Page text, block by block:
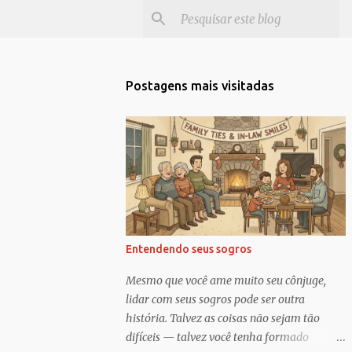
Postagens mais visitadas
Entendendo seus sogros
Mesmo que você ame muito seu cônjuge,
lidar com seus sogros pode ser outra
história. Talvez as coisas não sejam tão
difíceis — talvez você tenha formado